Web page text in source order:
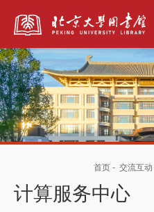
全部资源
首页 - 交流互动
计算服务中心